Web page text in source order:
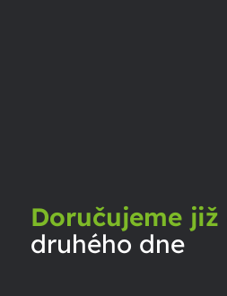
Doručujeme již
druhého dne